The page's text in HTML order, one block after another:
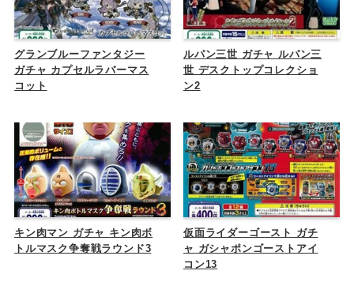
グランブルーファンタジー
ガチャ カプセルラバーマス
コット
ルパン三世 ガチャ ルパン三
世 デスクトップコレクショ
ン2
キン肉マン ガチャ キン肉ボ
トルマスク争奪戦ラウンド3
仮面ライダーゴースト ガチ
ャ ガシャポンゴーストアイ
コン13